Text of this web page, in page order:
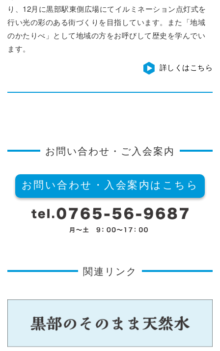
り、12月に黒部駅東側広場にてイルミネーション点灯式を
行い光の彩のある街づくりを目指しています。また「地域
のかたりべ」として地域の方をお呼びして歴史を学んでい
ます。
詳しくはこちら
お問い合わせ・ご入会案内
お問い合わせ・入会案内はこちら
関連リンク